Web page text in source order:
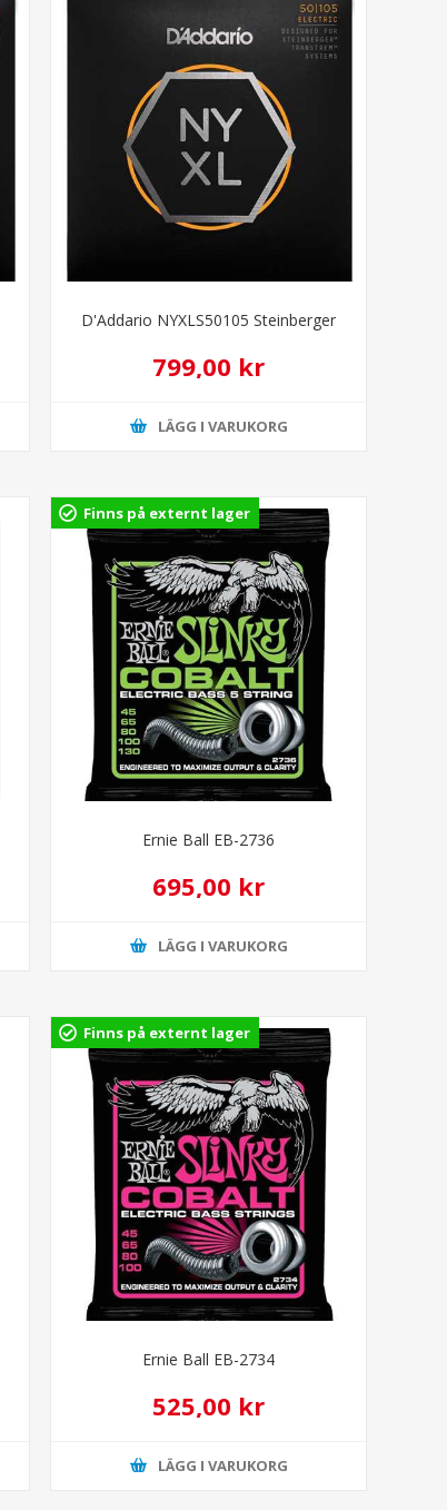
D'Addario NYXLS50105 Steinberger
799,00 kr
LÄGG I VARUKORG
Finns på externt lager
Ernie Ball EB-2736
695,00 kr
LÄGG I VARUKORG
Finns på externt lager
Ernie Ball EB-2734
525,00 kr
LÄGG I VARUKORG